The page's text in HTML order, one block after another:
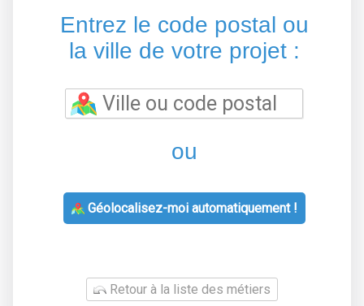
Entrez le code postal ou
la ville de votre projet :
ou
Géolocalisez-moi automatiquement !
Retour à la liste des métiers